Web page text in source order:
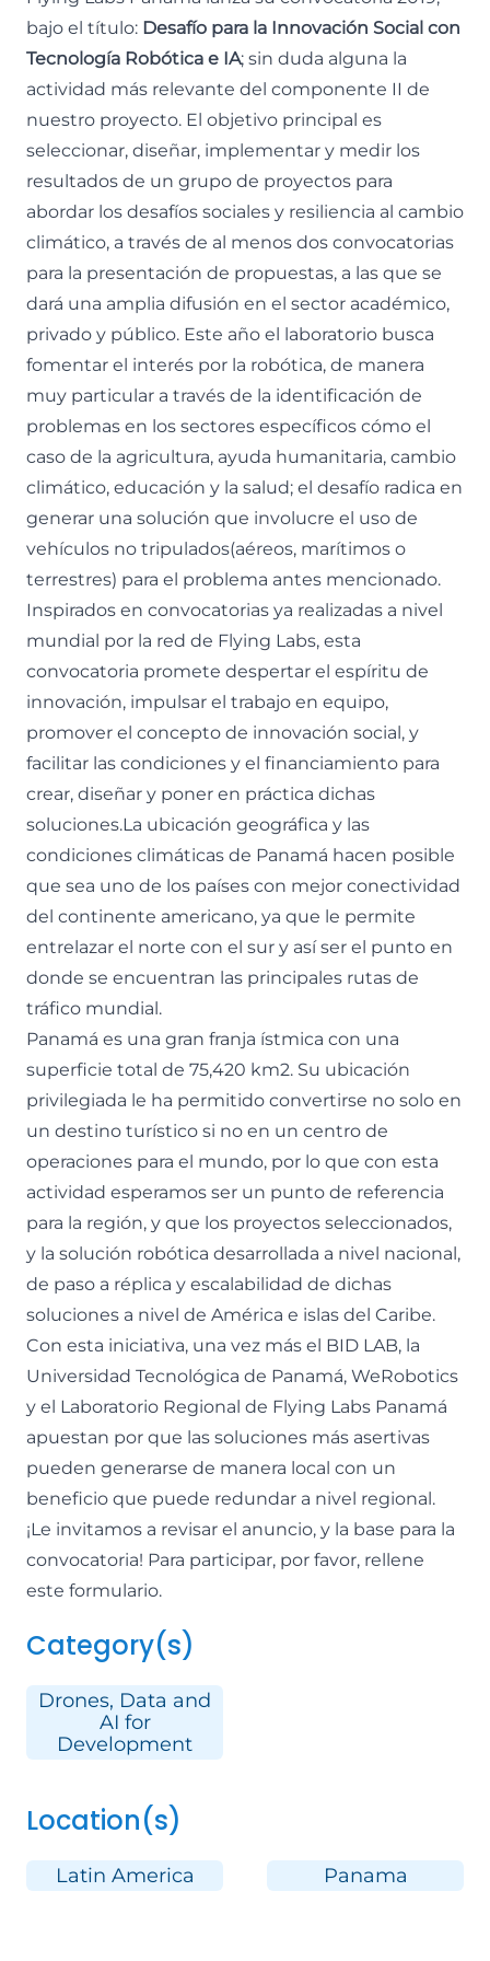
bajo el título: Desafío para la Innovación Social con
Tecnología Robótica e IA; sin duda alguna la
actividad más relevante del componente II de
nuestro proyecto. El objetivo principal es
seleccionar, diseñar, implementar y medir los
resultados de un grupo de proyectos para
abordar los desafíos sociales y resiliencia al cambio
climático, a través de al menos dos convocatorias
para la presentación de propuestas, a las que se
dará una amplia difusión en el sector académico,
privado y público. Este año el laboratorio busca
fomentar el interés por la robótica, de manera
muy particular a través de la identificación de
problemas en los sectores específicos cómo el
caso de la agricultura, ayuda humanitaria, cambio
climático, educación y la salud; el desafío radica en
generar una solución que involucre el uso de
vehículos no tripulados(aéreos, marítimos o
terrestres) para el problema antes mencionado.
Inspirados en convocatorias ya realizadas a nivel
mundial por la red de Flying Labs, esta
convocatoria promete despertar el espíritu de
innovación, impulsar el trabajo en equipo,
promover el concepto de innovación social, y
facilitar las condiciones y el financiamiento para
crear, diseñar y poner en práctica dichas
soluciones.La ubicación geográfica y las
condiciones climáticas de Panamá hacen posible
que sea uno de los países con mejor conectividad
del continente americano, ya que le permite
entrelazar el norte con el sur y así ser el punto en
donde se encuentran las principales rutas de
tráfico mundial.
Panamá es una gran franja ístmica con una
superficie total de 75,420 km2. Su ubicación
privilegiada le ha permitido convertirse no solo en
un destino turístico si no en un centro de
operaciones para el mundo, por lo que con esta
actividad esperamos ser un punto de referencia
para la región, y que los proyectos seleccionados,
y la solución robótica desarrollada a nivel nacional,
de paso a réplica y escalabilidad de dichas
soluciones a nivel de América e islas del Caribe.
Con esta iniciativa, una vez más el BID LAB, la
Universidad Tecnológica de Panamá, WeRobotics
y el Laboratorio Regional de Flying Labs Panamá
apuestan por que las soluciones más asertivas
pueden generarse de manera local con un
beneficio que puede redundar a nivel regional.
¡Le invitamos a revisar el anuncio, y la base para la
convocatoria! Para participar, por favor, rellene
este formulario.
Category(s)
Drones, Data and
AI for
Development
Location(s)
Latin America Panama